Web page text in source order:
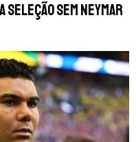
sem Neymar